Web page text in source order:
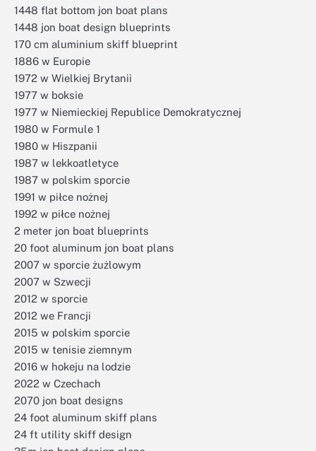
1448 flat bottom jon boat plans
1448 jon boat design blueprints
170 cm aluminium skiff blueprint
1886 w Europie
1972 w Wielkiej Brytanii
1977 w boksie
1977 w Niemieckiej Republice Demokratycznej
1980 w Formule 1
1980 w Hiszpanii
1987 w lekkoatletyce
1987 w polskim sporcie
1991 w piłce nożnej
1992 w piłce nożnej
2 meter jon boat blueprints
20 foot aluminum jon boat plans
2007 w sporcie żużlowym
2007 w Szwecji
2012 w sporcie
2012 we Francji
2015 w polskim sporcie
2015 w tenisie ziemnym
2016 w hokeju na lodzie
2022 w Czechach
2070 jon boat designs
24 foot aluminum skiff plans
24 ft utility skiff design